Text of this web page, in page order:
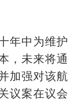
年中为维护
，未来将通
加强对该航
议案在议会